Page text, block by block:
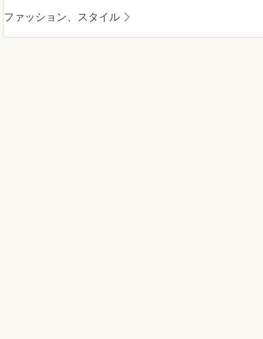
ファッション、スタイル